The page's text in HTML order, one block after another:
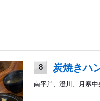
8 炭焼きハ
南平岸、澄川、月寒